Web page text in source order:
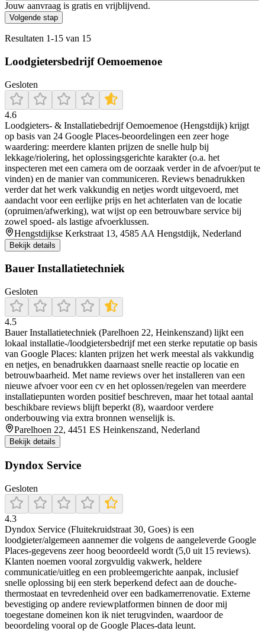
Jouw aanvraag is gratis en vrijblijvend.
Volgende stap
Resultaten 1-15 van 15
Loodgietersbedrijf Oemoemenoe
Gesloten
4.6
Loodgieters- & Installatiebedrijf Oemoemenoe (Hengstdijk) krijgt
op basis van 24 Google Places-beoordelingen een zeer hoge
waardering: meerdere klanten prijzen de snelle hulp bij
lekkage/riolering, het oplossingsgerichte karakter (o.a. het
inspecteren met een camera om de oorzaak verder in de afvoer/put te
vinden) en de manier van communiceren. Reviews benadrukken
verder dat het werk vakkundig en netjes wordt uitgevoerd, met
aandacht voor een eerlijke prijs en het achterlaten van de locatie
(opruimen/afwerking), wat wijst op een betrouwbare service bij
zowel spoed- als lastige afvoerklussen.
Hengstdijkse Kerkstraat 13, 4585 AA Hengstdijk, Nederland
Bekijk details
Bauer Installatietechniek
Gesloten
4.5
Bauer Installatietechniek (Parelhoen 22, Heinkenszand) lijkt een
lokaal installatie-/loodgietersbedrijf met een sterke reputatie op basis
van Google Places: klanten prijzen het werk meestal als vakkundig
en netjes, en benadrukken daarnaast snelle reactie op locatie en
betrouwbaarheid. Met name reviews over het installeren van een
nieuwe afvoer voor een cv en het oplossen/regelen van meerdere
installatiepunten worden positief beschreven, maar het totaal aantal
beschikbare reviews blijft beperkt (8), waardoor verdere
onderbouwing via extra bronnen wenselijk is.
Parelhoen 22, 4451 ES Heinkenszand, Nederland
Bekijk details
Dyndox Service
Gesloten
4.3
Dyndox Service (Fluitekruidstraat 30, Goes) is een
loodgieter/algemeen aannemer die volgens de aangeleverde Google
Places-gegevens zeer hoog beoordeeld wordt (5,0 uit 15 reviews).
Klanten noemen vooral zorgvuldig vakwerk, heldere
communicatie/uitleg en een probleemgerichte aanpak, inclusief
snelle oplossing bij een sterk beperkend defect aan de douche-
thermostaat en tevredenheid over een badkamer­renovatie. Externe
bevestiging op andere reviewplatformen binnen de door mij
toegestane domeinen kon ik niet terugvinden, waardoor de
beoordeling vooral op de Google Places-data leunt.